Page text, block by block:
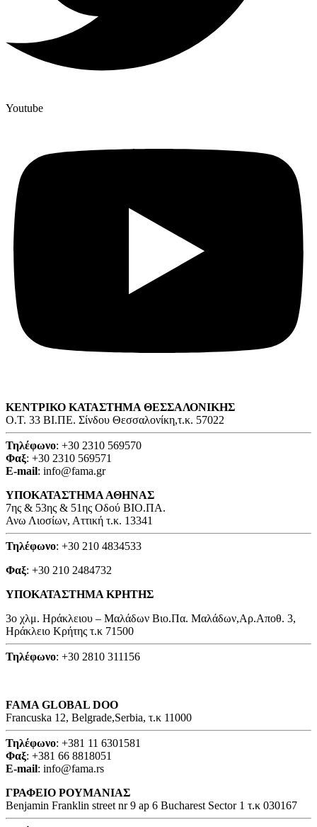
Youtube
ΚΕΝΤΡΙΚΟ ΚΑΤΑΣΤΗΜΑ ΘΕΣΣΑΛΟΝΙΚΗΣ
O.T. 33 ΒΙ.ΠΕ. Σίνδου Θεσσαλονίκη,τ.κ. 57022
Τηλέφωνο: +30 2310 569570
Φαξ: +30 2310 569571
E-mail: info@fama.gr
ΥΠΟΚΑΤΑΣΤΗΜΑ ΑΘΗΝΑΣ
7ης & 53ης & 51ης Οδού ΒΙΟ.ΠΑ.
Ανω Λιοσίων, Αττική τ.κ. 13341
Τηλέφωνο: +30 210 4834533
Φαξ: +30 210 2484732
ΥΠΟΚΑΤΑΣΤΗΜΑ ΚΡΗΤΗΣ
3o χλμ. Ηράκλειου – Μαλάδων Βιο.Πα. Μαλάδων,Αρ.Αποθ. 3,
Ηράκλειο Κρήτης τ.κ 71500
Τηλέφωνο: +30 2810 311156
FAMA GLOBAL DOO
Francuska 12, Belgrade,Serbia, τ.κ 11000
Τηλέφωνο: +381 11 6301581
Φαξ: +381 66 8818051
E-mail: info@fama.rs
ΓΡΑΦΕΙΟ ΡΟΥΜΑΝΙΑΣ
Benjamin Franklin street nr 9 ap 6 Bucharest Sector 1 τ.κ 030167